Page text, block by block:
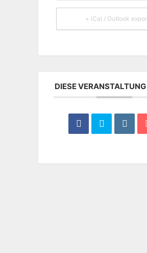
+ iCal / Outlook
DIESE